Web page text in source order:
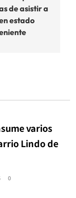
de asistir a
estado
varios
Lindo de
0